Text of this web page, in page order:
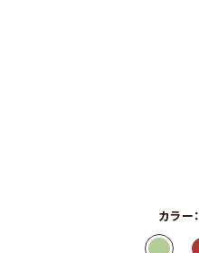
カラー：